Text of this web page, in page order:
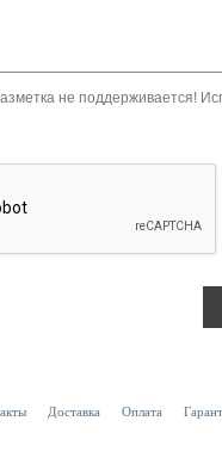
не поддерживается!
Доставка Оплата